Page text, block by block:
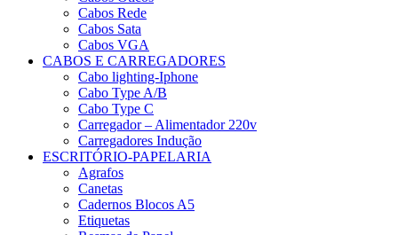
Cabos Rede
Cabos Sata
Cabos VGA
CABOS E CARREGADORES
Cabo lighting-Iphone
Cabo Type A/B
Cabo Type C
Carregador – Alimentador 220v
Carregadores Indução
ESCRITÓRIO-PAPELARIA
Agrafos
Canetas
Cadernos Blocos A5
Etiquetas